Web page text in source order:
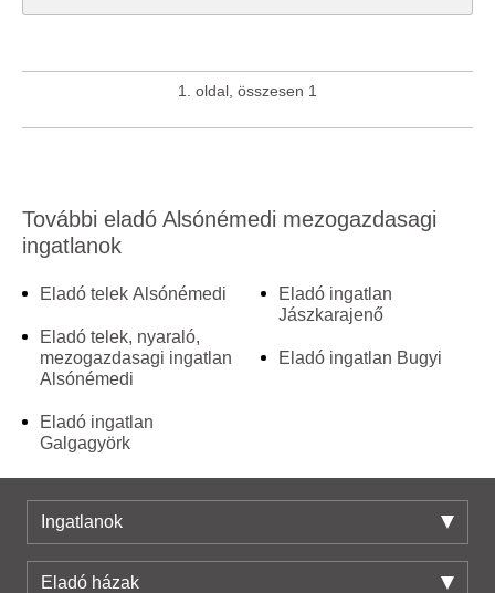
1. oldal, összesen 1
További eladó Alsónémedi mezogazdasagi
ingatlanok
Eladó telek Alsónémedi
Eladó telek, nyaraló,
mezogazdasagi ingatlan
Alsónémedi
Eladó ingatlan
Galgagyörk
Eladó ingatlan
Jászkarajenő
Eladó ingatlan Bugyi
Ingatlanok
Eladó házak